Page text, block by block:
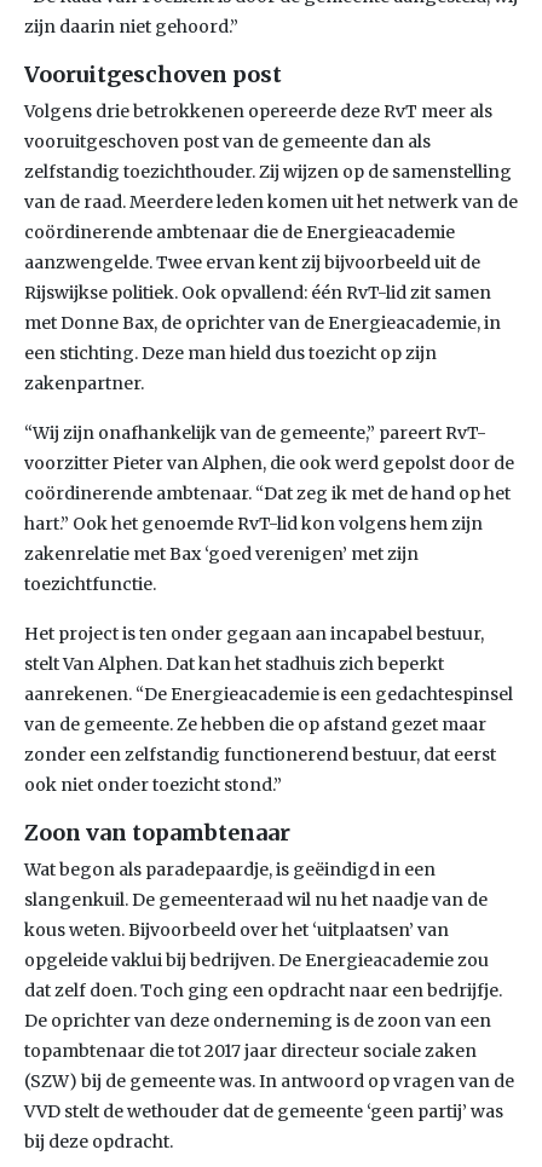
zijn daarin niet gehoord.”
Vooruitgeschoven post
Volgens drie betrokkenen opereerde deze RvT meer als
vooruitgeschoven post van de gemeente dan als
zelfstandig toezichthouder. Zij wijzen op de samenstelling
van de raad. Meerdere leden komen uit het netwerk van de
coördinerende ambtenaar die de Energieacademie
aanzwengelde. Twee ervan kent zij bijvoorbeeld uit de
Rijswijkse politiek. Ook opvallend: één RvT-lid zit samen
met Donne Bax, de oprichter van de Energieacademie, in
een stichting. Deze man hield dus toezicht op zijn
zakenpartner.
“Wij zijn onafhankelijk van de gemeente,” pareert RvT-
voorzitter Pieter van Alphen, die ook werd gepolst door de
coördinerende ambtenaar. “Dat zeg ik met de hand op het
hart.” Ook het genoemde RvT-lid kon volgens hem zijn
zakenrelatie met Bax ‘goed verenigen’ met zijn
toezichtfunctie.
Het project is ten onder gegaan aan incapabel bestuur,
stelt Van Alphen. Dat kan het stadhuis zich beperkt
aanrekenen. “De Energieacademie is een gedachtespinsel
van de gemeente. Ze hebben die op afstand gezet maar
zonder een zelfstandig functionerend bestuur, dat eerst
ook niet onder toezicht stond.”
Zoon van topambtenaar
Wat begon als paradepaardje, is geëindigd in een
slangenkuil. De gemeenteraad wil nu het naadje van de
kous weten. Bijvoorbeeld over het ‘uitplaatsen’ van
opgeleide vaklui bij bedrijven. De Energieacademie zou
dat zelf doen. Toch ging een opdracht naar een bedrijfje.
De oprichter van deze onderneming is de zoon van een
topambtenaar die tot 2017 jaar directeur sociale zaken
(SZW) bij de gemeente was. In antwoord op vragen van de
VVD stelt de wethouder dat de gemeente ‘geen partij’ was
bij deze opdracht.